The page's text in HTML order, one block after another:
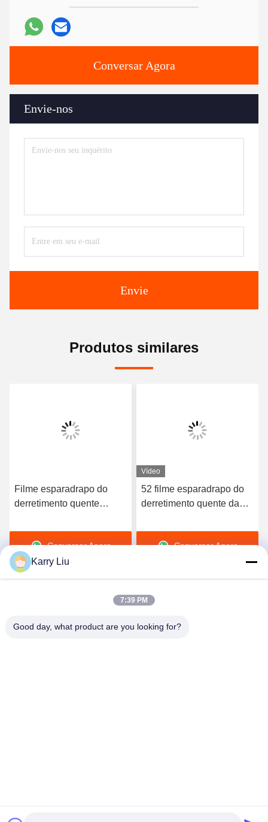
Conversar Agora
Envie-nos
Envie
Produtos similares
Filme esparadrapo do
derretimento quente
do poliuretano 3412
Conversar Agora
Vídeo
52 filme esparadrapo do
derretimento quente da
para o roupa interior sem
emendaConversar Agora
Shenzhen Tunsing Plastic Products Co., Ltd.
Karry Liu
7:39 PM
Good day, what product are you looking for?